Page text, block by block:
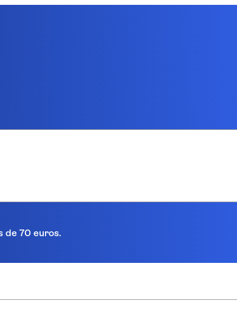
de 70 euros.